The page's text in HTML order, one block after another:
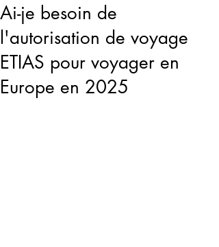
Ai-je besoin de
l'autorisation de voyage
ETIAS pour voyager en
Europe en 2025